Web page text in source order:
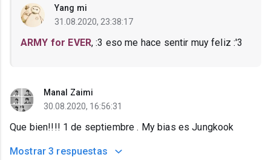
Yang mi
31.08.2020, 23:38:17
ARMY for EVER, :3 eso me hace sentir muy feliz :'3
Manal Zaimi
30.08.2020, 16:56:31
Que bien!!!! 1 de septiembre . My bias es Jungkook
Mostrar 3 respuestas